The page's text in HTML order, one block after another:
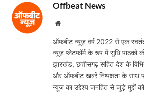
Offbeat News
Website
ऑफबीट न्यूज़ वर्ष 2022 से एक
न्यूज़ प्लेटफॉर्म के रूप में सुधि पाठकों
झारखंड, छत्तीसगढ़ सहित देश के
और ऑफबीट खबरें निष्पक्षता के साथ
न्यूज़ का उद्देश्य जनहित से जुड़े मुद्दों